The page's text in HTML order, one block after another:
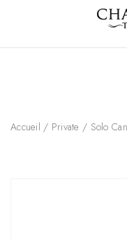
Accueil / Private / Solo